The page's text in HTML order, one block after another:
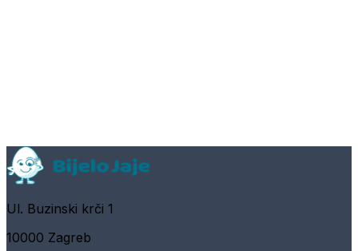
Ul. Buzinski krči 1
10000 Zagreb